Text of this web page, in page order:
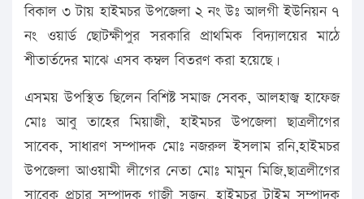
বিকাল ৩ টায় হাইমচর উপজেলা ২ নং উঃ আলগী ইউনিয়ন ৭
নং ওয়ার্ড ছোটক্ষীপুর সরকারি প্রাথমিক বিদ্যালয়ের মাঠে
শীতার্তদের মাঝে এসব কম্বল বিতরণ করা হয়েছে।
এসময় উপস্থিত ছিলেন বিশিষ্ট সমাজ সেবক, আলহাজ্ব হাফেজ
মোঃ আবু তাহের মিয়াজী, হাইমচর উপজেলা ছাত্রলীগের
সাবেক, সাধারণ সম্পাদক মোঃ নজরুল ইসলাম রনি,হাইমচর
উপজেলা আওয়ামী লীগের নেতা মোঃ মামুন মিজি,ছাত্রলীগের